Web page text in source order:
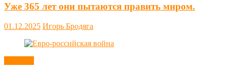
Уже 365 лет они пытаются править миром.
01.12.2025 Игорь Бродяга